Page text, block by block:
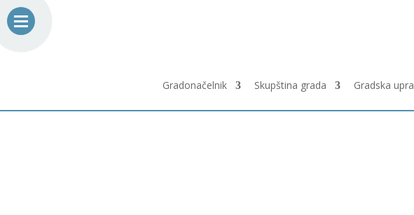
Gradonačelnik Skupština grada Gradska